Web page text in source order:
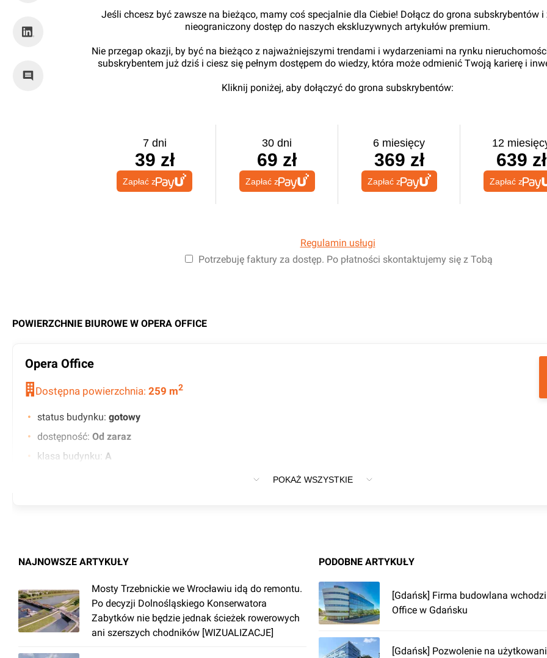
Jeśli chcesz być zawsze na bieżąco, mamy coś specjalnie dla Ciebie! Dołącz do grona subskrybentów i
nieograniczony dostęp do naszych ekskluzywnych artykułów premium.
Nie przegap okazji, by być na bieżąco z najważniejszymi trendami i wydarzeniami na rynku
subskrybentem już dziś i ciesz się pełnym dostępem do wiedzy, która może odmienić Twoją karierę i
Kliknij poniżej, aby dołączyć do grona subskrybentów:
7 dni
39 zł
Zapłać z
30 dni
69 zł
Zapłać z
6 miesięcy
369 zł
Zapłać z
12
639 zł
Zapłać z
Regulamin usługi
Potrzebuję faktury za dostęp. Po płatności skontaktujemy się z Tobą
POWIERZCHNIE BIUROWE W OPERA OFFICE
Opera Office
Dostępna powierzchnia: 259 m2
status budynku: gotowy
dostępność: Od zaraz
klasa budynku: A
liczba podziemnych miejsc parkingowych:122
kontrola dostępu
klimatyzacja
BMS
POKAŻ WSZYSTKIE
NAJNOWSZE ARTYKUŁY
Mosty Trzebnickie we Wrocławiu idą do remontu.
Po decyzji Dolnośląskiego Konserwatora
Zabytków nie będzie jednak ścieżek rowerowych
ani szerszych chodników [WIZUALIZACJE]
PODOBNE ARTYKUŁY
[Gdańsk] Firma budowlana
Office w Gdańsku
[Gdańsk] Pozwolenie na